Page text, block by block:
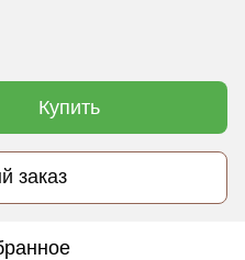
Купить
заказ